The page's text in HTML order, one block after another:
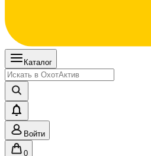
Каталог
Войти
0